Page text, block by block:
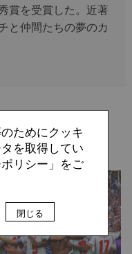
賞を受賞した。近著
と仲間たちの夢のカ
ためにクッキ
を取得してい
リシー」をご
閉じる